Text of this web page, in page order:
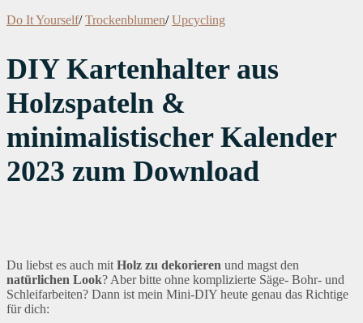
Do It Yourself/ Trockenblumen/ Upcycling
DIY Kartenhalter aus
Holzspateln &
minimalistischer Kalender
2023 zum Download
Du liebst es auch mit Holz zu dekorieren und magst den
natürlichen Look? Aber bitte ohne komplizierte Säge- Bohr- und
Schleifarbeiten? Dann ist mein Mini-DIY heute genau das Richtige
für dich: